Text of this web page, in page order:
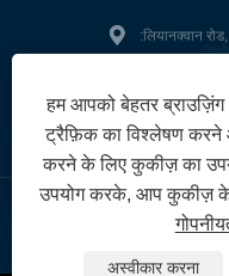
:लियानक्वान
कॉपीराइट © 2023 गुआंगज़ौ
ऑटोमोटिव इंजन
हम आपको बेहतर
ट्रैफ़िक का विश्लेषण करने
करने के लिए कुकीज़ का
उपयोग करके, आप कुकीज़ के
अस्वीकार करना